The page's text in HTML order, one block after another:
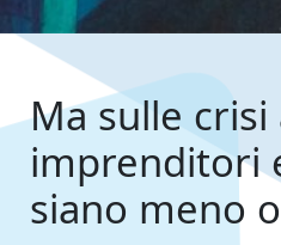
Ma sulle crisi
imprenditori
siano meno